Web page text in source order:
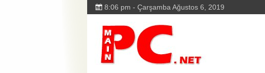
8:06 pm - Çarşamba Ağustos 6, 2019